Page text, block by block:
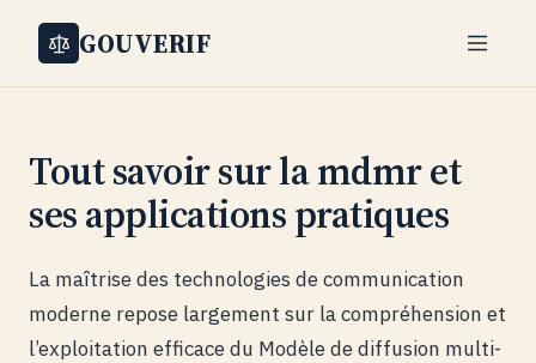
GOUVERIF
Tout savoir sur la mdmr et
ses applications pratiques
La maîtrise des technologies de communication
moderne repose largement sur la compréhension et
l’exploitation efficace du Modèle de diffusion multi-